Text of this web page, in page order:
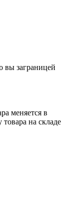
вы заграницей
меняется в
товара на складе